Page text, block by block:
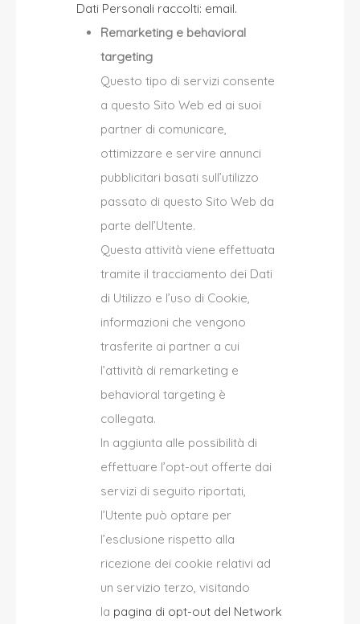
Dati Personali raccolti: email.
Remarketing e behavioral
targeting
Questo tipo di servizi consente
a questo Sito Web ed ai suoi
partner di comunicare,
ottimizzare e servire annunci
pubblicitari basati sull’utilizzo
passato di questo Sito Web da
parte dell’Utente.
Questa attività viene effettuata
tramite il tracciamento dei Dati
di Utilizzo e l’uso di Cookie,
informazioni che vengono
trasferite ai partner a cui
l’attività di remarketing e
behavioral targeting è
collegata.
In aggiunta alle possibilità di
effettuare l’opt-out offerte dai
servizi di seguito riportati,
l’Utente può optare per
l’esclusione rispetto alla
ricezione dei cookie relativi ad
un servizio terzo, visitando
la pagina di opt-out del Network